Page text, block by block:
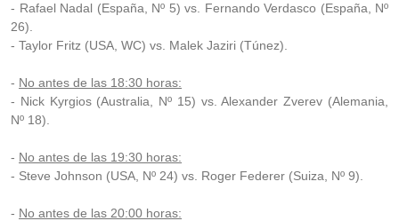
- Rafael Nadal (España, Nº 5) vs. Fernando Verdasco (España, Nº
26).
- Taylor Fritz (USA, WC) vs. Malek Jaziri (Túnez).
- No antes de las 18:30 horas:
- Nick Kyrgios (Australia, Nº 15) vs. Alexander Zverev (Alemania,
Nº 18).
- No antes de las 19:30 horas:
- Steve Johnson (USA, Nº 24) vs. Roger Federer (Suiza, Nº 9).
- No antes de las 20:00 horas: